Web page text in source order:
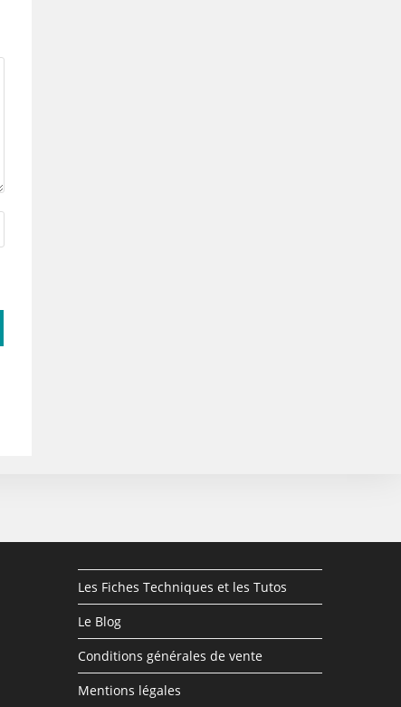
Les Fiches Techniques et les Tutos
Le Blog
Conditions générales de vente
Mentions légales